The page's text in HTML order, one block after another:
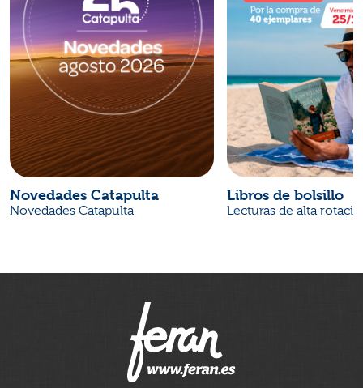
Novedades Catapulta
Novedades Catapulta
Libros de bolsillo
Lecturas de alta